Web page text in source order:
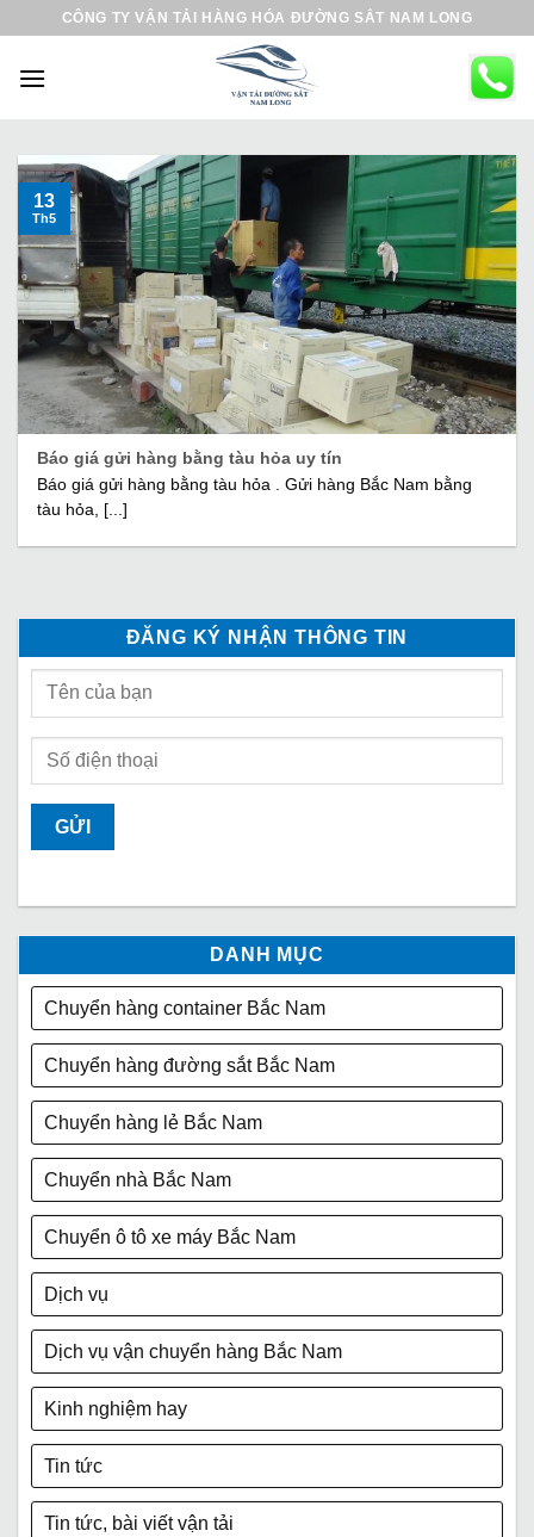
CÔNG TY VẬN TẢI HÀNG HÓA ĐƯỜNG SẮT NAM LONG
Báo giá gửi hàng bằng tàu hỏa uy tín
Báo giá gửi hàng bằng tàu hỏa . Gửi hàng Bắc Nam bằng
tàu hỏa, [...]
13
Th5
ĐĂNG KÝ NHẬN THÔNG TIN
DANH MỤC
Chuyển hàng container Bắc Nam
Chuyển hàng đường sắt Bắc Nam
Chuyển hàng lẻ Bắc Nam
Chuyển nhà Bắc Nam
Chuyển ô tô xe máy Bắc Nam
Dịch vụ
Dịch vụ vận chuyển hàng Bắc Nam
Kinh nghiệm hay
Tin tức
Tin tức, bài viết vận tải